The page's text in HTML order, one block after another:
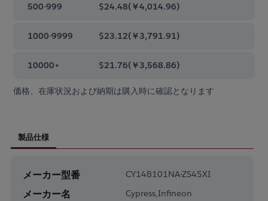
500-999 $24.48(￥4,014.96)
1000-9999 $23.12(￥3,791.91)
10000+ $21.76(￥3,568.86)
価格、在庫状況および納期は購入時に確認となります
製品仕様
メーカー型番 CY14B101NA-ZS45XI
メーカー名 Cypress,Infineon